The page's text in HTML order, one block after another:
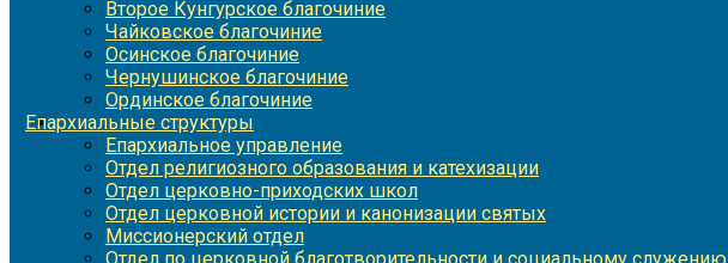
Второе Кунгурское благочиние
Чайковское благочиние
Осинское благочиние
Чернушинское благочиние
Ординское благочиние
Епархиальные структуры
Епархиальное управление
Отдел религиозного образования и катехизации
Отдел церковно-приходских школ
Отдел церковной истории и канонизации святых
Миссионерский отдел